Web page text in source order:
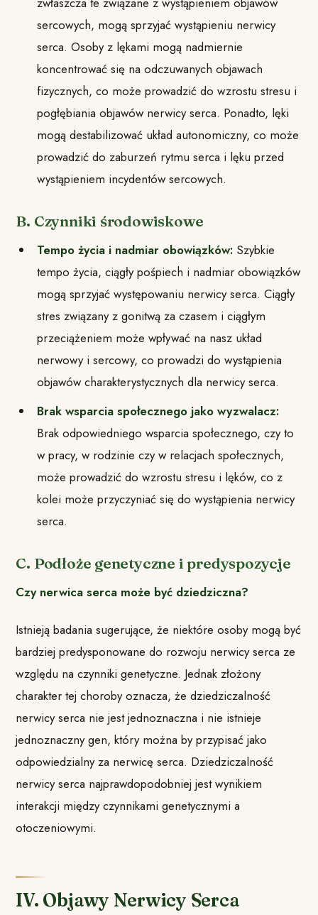
sercowych, mogą sprzyjać wystąpieniu nerwicy
serca. Osoby z lękami mogą nadmiernie
koncentrować się na odczuwanych objawach
fizycznych, co może prowadzić do wzrostu stresu i
pogłębiania objawów nerwicy serca. Ponadto, lęki
mogą destabilizować układ autonomiczny, co może
prowadzić do zaburzeń rytmu serca i lęku przed
wystąpieniem incydentów sercowych.
B. Czynniki środowiskowe
Tempo życia i nadmiar obowiązków:Szybkie
tempo życia, ciągły pośpiech i nadmiar obowiązków
mogą sprzyjać występowaniu nerwicy serca. Ciągły
stres związany z gonitwą za czasem i ciągłym
przeciążeniem może wpływać na nasz układ
nerwowy i sercowy, co prowadzi do wystąpienia
objawów charakterystycznych dla nerwicy serca.
Brak wsparcia społecznego jako wyzwalacz:
Brak odpowiedniego wsparcia społecznego, czy to
w pracy, w rodzinie czy w relacjach społecznych,
może prowadzić do wzrostu stresu i lęków, co z
kolei może przyczyniać się do wystąpienia nerwicy
serca.
C. Podłoże genetyczne i predyspozycje
Czy nerwica serca może być dziedziczna?
Istnieją badania sugerujące, że niektóre osoby mogą być
bardziej predysponowane do rozwoju nerwicy serca ze
względu na czynniki genetyczne. Jednak złożony
charakter tej choroby oznacza, że dziedziczalność
nerwicy serca nie jest jednoznaczna i nie istnieje
jednoznaczny gen, który można by przypisać jako
odpowiedzialny za nerwicę serca. Dziedziczalność
nerwicy serca najprawdopodobniej jest wynikiem
interakcji między czynnikami genetycznymi a
otoczeniowymi.
IV. Objawy Nerwicy Serca